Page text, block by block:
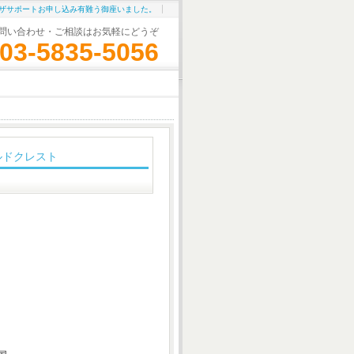
い合わせ・ご相談はお気軽にどうぞ
03-5835-5056
サポートお申し込み有難う御座いました。
クレスト